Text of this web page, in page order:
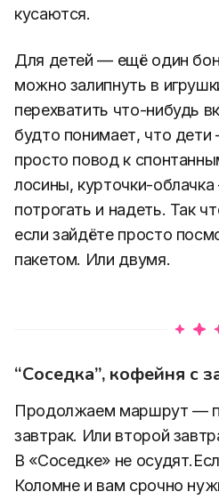
кусаются.
Для детей — ещё один
можно залипнуть в
перехватить что-нибудь
будто понимает, что
просто повод к
лосины, курточки-
потрогать и надеть. Так
если зайдёте просто
пакетом. Или двумя.
“Соседка”, кофейня с
Продолжаем маршрут —
завтрак. Или второй
В «Соседке» не
Коломне и вам срочно